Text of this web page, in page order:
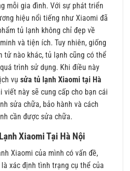
mỗi gia đình. Với sự phát triển
hiệu nổi tiếng như Xiaomi đã
tủ lạnh không chỉ đẹp về
và tiện ích. Tuy nhiên, giống
tử nào khác, tủ lạnh cũng có thể
trình sử dụng. Khi điều này
vụ sửa tủ lạnh Xiaomi tại Hà
viết này sẽ cung cấp cho bạn cái
sửa chữa, bảo hành và cách
cần được sửa chữa.
Xiaomi Tại Hà Nội
Xiaomi của mình có vấn đề,
xác định tình trạng cụ thể của